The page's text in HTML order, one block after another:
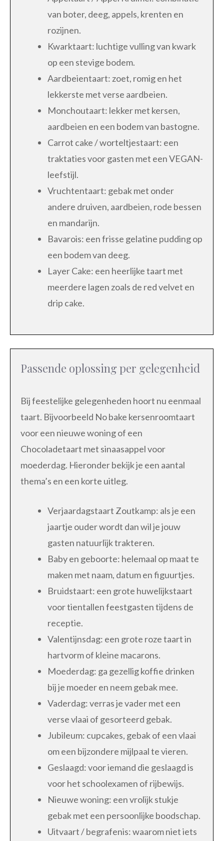
van boter, deeg, appels, krenten en
rozijnen.
Kwarktaart: luchtige vulling van kwark
op een stevige bodem.
Aardbeientaart: zoet, romig en het
lekkerste met verse aardbeien.
Monchoutaart: lekker met kersen,
aardbeien en een bodem van bastogne.
Carrot cake / worteltjestaart: een
traktaties voor gasten met een VEGAN-
leefstijl.
Vruchtentaart: gebak met onder
andere druiven, aardbeien, rode bessen
en mandarijn.
Bavarois: een frisse gelatine pudding op
een bodem van deeg.
Layer Cake: een heerlijke taart met
meerdere lagen zoals de red velvet en
drip cake.
Passende oplossing per gelegenheid
Bij feestelijke gelegenheden hoort nu eenmaal
taart. Bijvoorbeeld No bake kersenroomtaart
voor een nieuwe woning of een
Chocoladetaart met sinaasappel voor
moederdag. Hieronder bekijk je een aantal
thema’s en een korte uitleg.
Verjaardagstaart Zoutkamp: als je een
jaartje ouder wordt dan wil je jouw
gasten natuurlijk trakteren.
Baby en geboorte: helemaal op maat te
maken met naam, datum en figuurtjes.
Bruidstaart: een grote huwelijkstaart
voor tientallen feestgasten tijdens de
receptie.
Valentijnsdag: een grote roze taart in
hartvorm of kleine macarons.
Moederdag: ga gezellig koffie drinken
bij je moeder en neem gebak mee.
Vaderdag: verras je vader met een
verse vlaai of gesorteerd gebak.
Jubileum: cupcakes, gebak of een vlaai
om een bijzondere mijlpaal te vieren.
Geslaagd: voor iemand die geslaagd is
voor het schoolexamen of rijbewijs.
Nieuwe woning: een vrolijk stukje
gebak met een persoonlijke boodschap.
Uitvaart / begrafenis: waarom niet iets